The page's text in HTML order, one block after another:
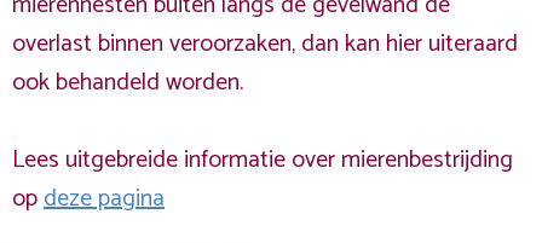
overlast binnen veroorzaken, dan kan hier uiteraard
ook behandeld worden.
Lees uitgebreide informatie over mierenbestrijding
opdeze pagina